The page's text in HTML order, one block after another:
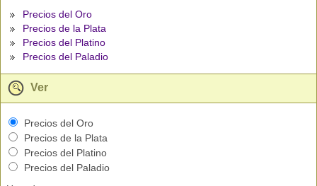
Precios del Oro
Precios de la Plata
Precios del Platino
Precios del Paladio
Ver
Precios del Oro
Precios de la Plata
Precios del Platino
Precios del Paladio